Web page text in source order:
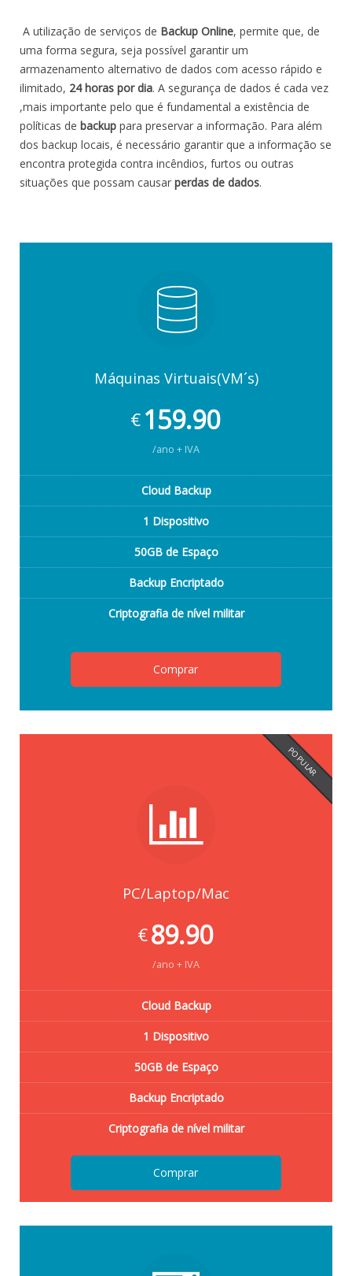
A utilização de serviços de Backup Online, permite que, de
uma forma segura, seja possível garantir um
armazenamento alternativo de dados com acesso rápido e
ilimitado, 24 horas por dia. A segurança de dados é cada vez
,mais importante pelo que é fundamental a existência de
políticas de backup para preservar a informação. Para além
dos backup locais, é necessário garantir que a informação se
encontra protegida contra incêndios, furtos ou outras
situações que possam causar perdas de dados.
Máquinas Virtuais(VM´s)
€ 159.90
/ano + IVA
Cloud Backup
1 Dispositivo
50GB de Espaço
Backup Encriptado
Criptografia de nível militar
Comprar
POPULAR
PC/Laptop/Mac
€89.90
/ano + IVA
Cloud Backup
1 Dispositivo
50GB de Espaço
Backup Encriptado
Criptografia de nível militar
Comprar